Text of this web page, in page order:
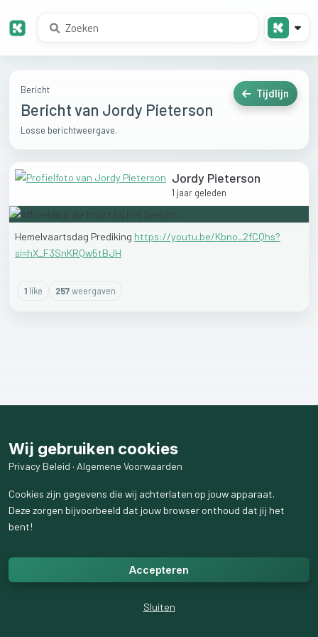
Bericht
Bericht van Jordy Pieterson
Losse berichtweergave.
Tijdlijn
Jordy Pieterson
1 jaar geleden
Hemelvaartsdag Prediking https://youtu.be/Kbno_2fCQhs?
si=hX_F3SnKRQw5tBJH
1like 257weergaven
Wij gebruiken cookies
Privacy Beleid · Algemene Voorwaarden
Cookies zijn gegevens die wij achterlaten op jouw apparaat.
Deze zorgen bijvoorbeeld dat jouw browser onthoud dat jij het
bent!
Accepteren
Sluiten